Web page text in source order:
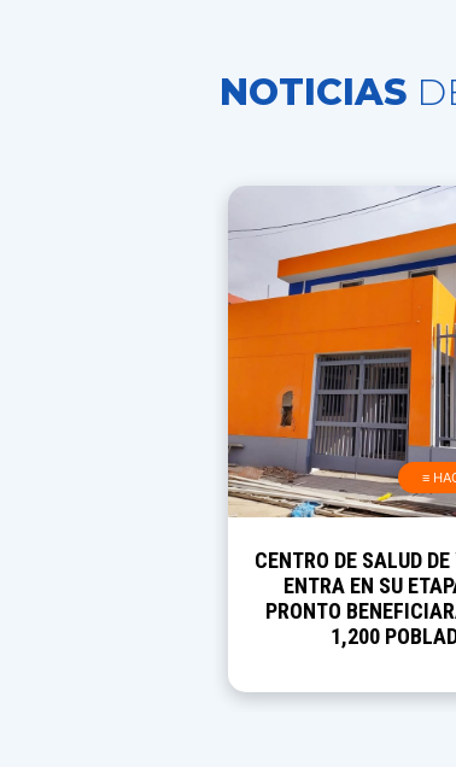
NOTICIAS
≡
CENTRO DE SALUD
ENTRA EN SU
PRONTO
1,200